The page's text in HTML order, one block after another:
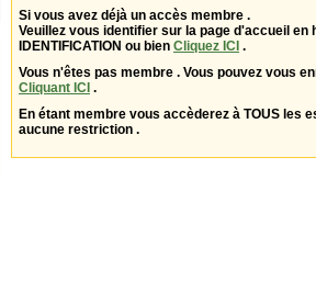
Si vous avez déjà un accès membre .
Veuillez vous identifier sur la page d'accueil en
IDENTIFICATION ou bien Cliquez ICI .
Vous n'êtes pas membre . Vous pouvez vous
Cliquant ICI .
En étant membre vous accèderez à TOUS les
aucune restriction .